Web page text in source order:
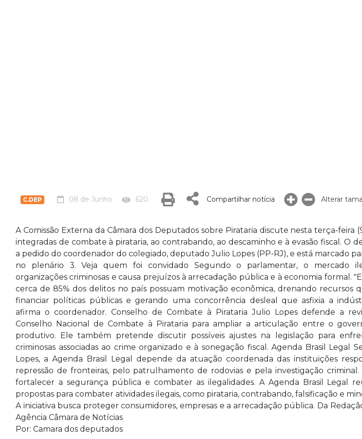
C.DEP 08 de Junho 620 Compartilhar notícia Alterar
A Comissão Externa da Câmara dos Deputados sobre Pirataria discute nesta terça-feira
integradas de combate à pirataria, ao contrabando, ao descaminho e à evasão fiscal. O
a pedido do coordenador do colegiado, deputado Julio Lopes (PP-RJ), e está marcado
no plenário 3. Veja quem foi convidado Segundo o parlamentar, o mercado
organizações criminosas e causa prejuízos à arrecadação pública e à economia formal.
cerca de 85% dos delitos no país possuam motivação econômica, drenando recursos
financiar políticas públicas e gerando uma concorrência desleal que asfixia a
afirma o coordenador. Conselho de Combate à Pirataria Julio Lopes defende a
Conselho Nacional de Combate à Pirataria para ampliar a articulação entre o
produtivo. Ele também pretende discutir possíveis ajustes na legislação para
criminosas associadas ao crime organizado e à sonegação fiscal. Agenda Brasil Legal
Lopes, a Agenda Brasil Legal depende da atuação coordenada das instituições
repressão de fronteiras, pelo patrulhamento de rodovias e pela investigação
fortalecer a segurança pública e combater as ilegalidades. A Agenda Brasil Legal
propostas para combater atividades ilegais, como pirataria, contrabando, falsificação e
A iniciativa busca proteger consumidores, empresas e a arrecadação pública. Da
Agência Câmara de Notícias
Por: Camara dos deputados